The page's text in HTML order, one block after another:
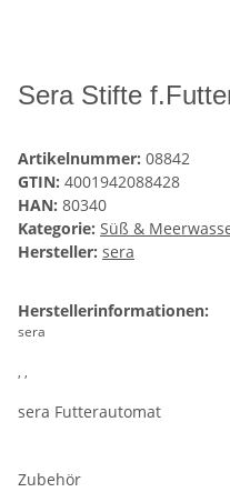
Sera Stifte
Artikelnummer: 08842
GTIN: 4001942088428
HAN: 80340
Kategorie: Süß &
Hersteller: sera
Herstellerinformationen:
sera
, ,
sera Futterautomat
Zubehör